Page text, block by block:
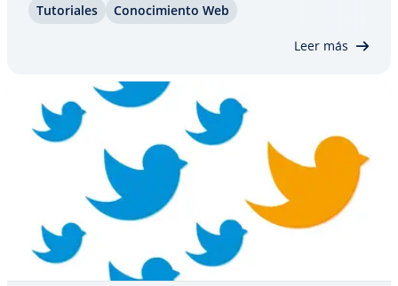
medio de palabras clave forma parte de las
Tu­to­ria­les Co­no­ci­mie­n­to Web
Leer más